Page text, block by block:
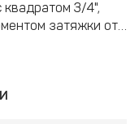
3/4",
затяжки от
точно и
220 В,